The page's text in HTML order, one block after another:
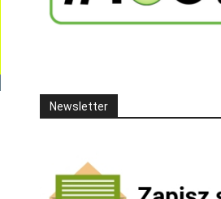
Newsletter